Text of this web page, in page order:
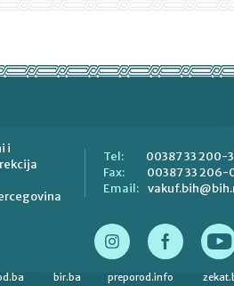
i
Tel:
00387 33 200-
Fax:
00387 33 206-
Email:
bir.ba preporod.info